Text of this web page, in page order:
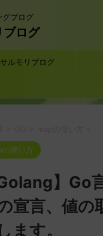
グブログ
ブログ
サルモリブログ
の使い方
Golang】
宣言、値の
ます。